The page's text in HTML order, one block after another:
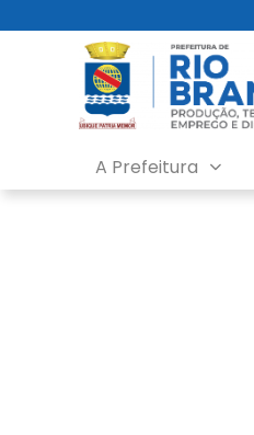
A Prefeitura